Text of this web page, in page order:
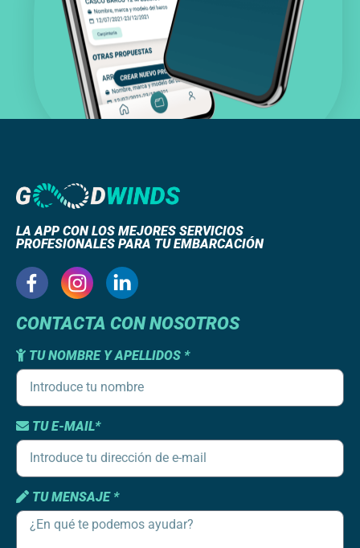
LA APP CON LOS MEJORES SERVICIOS
PROFESIONALES PARA TU EMBARCACIÓN
CONTACTA CON NOSOTROS
TU NOMBRE Y APELLIDOS *
TU E-MAIL*
TU MENSAJE *